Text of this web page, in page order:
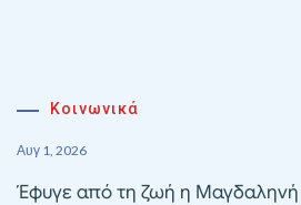
Κοινωνικά
Αυγ 1, 2026
Έφυγε από τη ζωή η